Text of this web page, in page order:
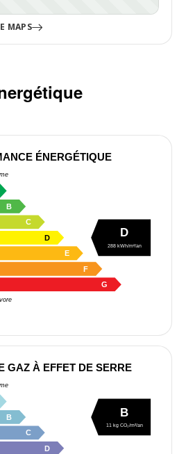
MAPS
ÉNERGÉTIQUE
B
C
D
E
F
G
D
288 kWh/m²/an
GAZ À EFFET DE SERRE
B
C
D
B
11 kg CO₂/m²/an